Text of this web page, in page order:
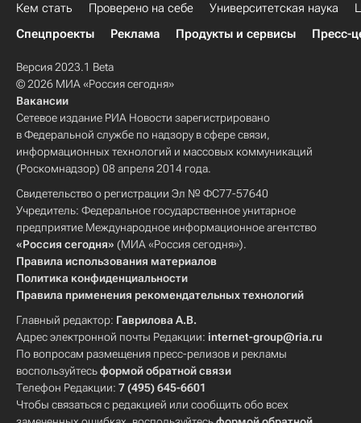
Кем стать Проверено на себе Университетская наука
Спецпроекты
Реклама Продукты и сервисы Пресс-
Версия 2023.1 Beta
© 2026 МИА «Россия сегодня»
Вакансии
Сетевое издание РИА Новости зарегистрировано
в Федеральной службе по надзору в сфере связи,
информационных технологий и массовых коммуникаций
(Роскомнадзор) 08 апреля 2014 года.
Свидетельство о регистрации Эл № ФС77-57640
Учредитель: Федеральное государственное унитарное
предприятие Международное информационное агентство
«Россия сегодня» (МИА «Россия сегодня»).
Правила использования материалов
Политика конфиденциальности
Правила применения рекомендательных технологий
Главный редактор: Гаврилова А.В.
Адрес электронной почты Редакции: internet-group@ria.ru
По вопросам размещения пресс-релизов и рекламы
воспользуйтесьформой обратной связи
Телефон Редакции: 7 (495) 645-6601
Чтобы связаться с редакцией или сообщить обо всех